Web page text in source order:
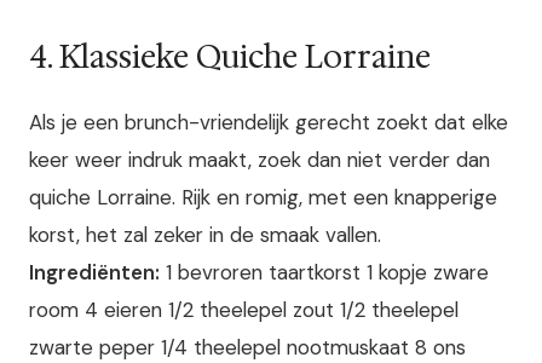
4. Klassieke Quiche Lorraine
Als je een brunch-vriendelijk gerecht zoekt dat elke
keer weer indruk maakt, zoek dan niet verder dan
quiche Lorraine. Rijk en romig, met een knapperige
korst, het zal zeker in de smaak vallen.
Ingrediënten: 1 bevroren taartkorst 1 kopje zware
room 4 eieren 1/2 theelepel zout 1/2 theelepel
zwarte peper 1/4 theelepel nootmuskaat 8 ons